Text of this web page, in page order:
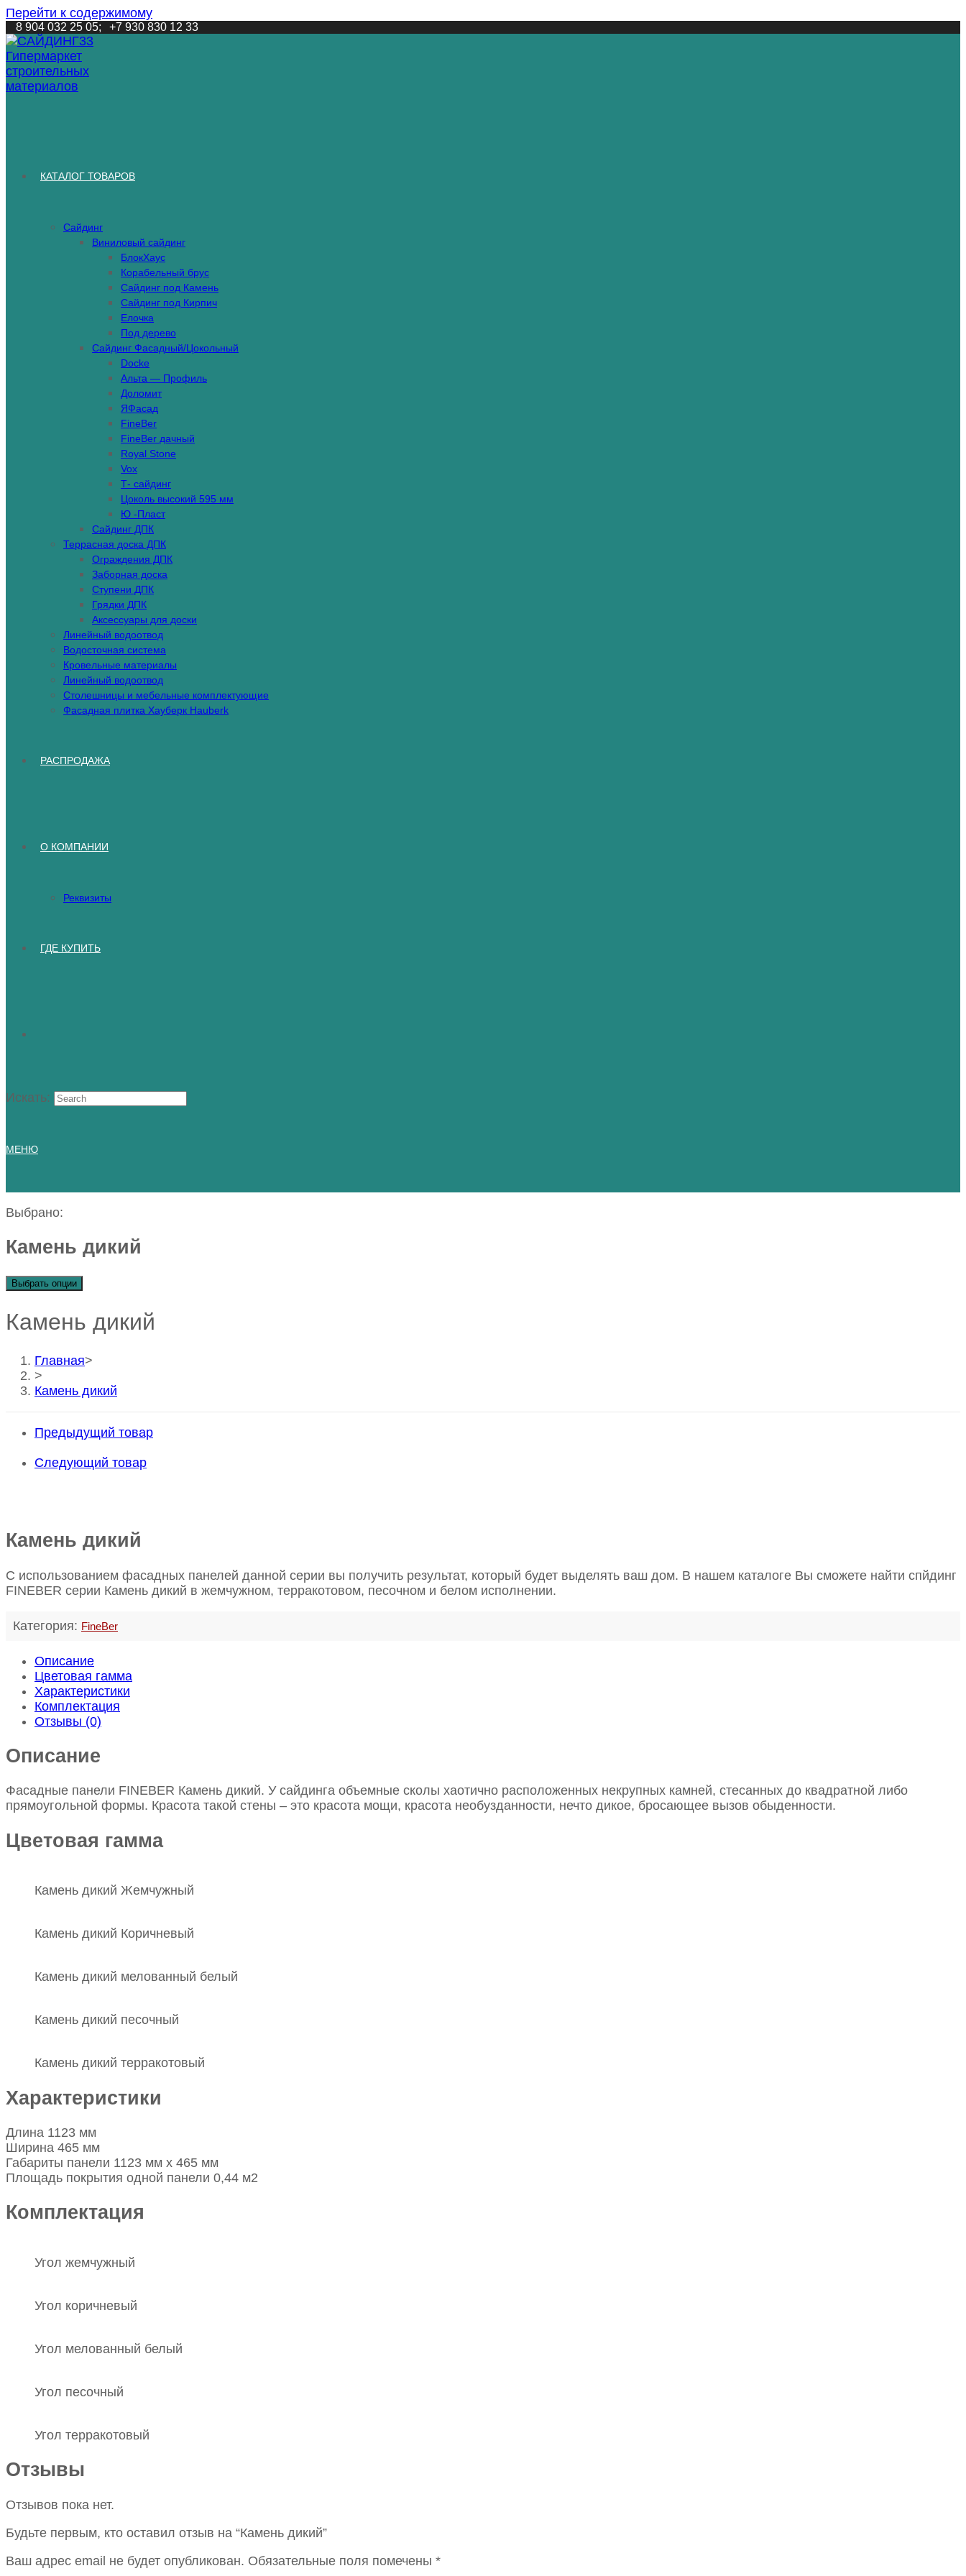
Перейти к содержимому
8 904 032 25 05; +7 930 830 12 33
КАТАЛОГ ТОВАРОВ
Сайдинг
Виниловый сайдинг
БлокХаус
Корабельный брус
Сайдинг под Камень
Сайдинг под Кирпич
Елочка
Под дерево
Сайдинг Фасадный/Цокольный
Docke
Альта — Профиль
Доломит
ЯФасад
FineBer
FineBer дачный
Royal Stone
Vox
Т- сайдинг
Цоколь высокий 595 мм
Ю -Пласт
Сайдинг ДПК
Террасная доска ДПК
Ограждения ДПК
Заборная доска
Ступени ДПК
Грядки ДПК
Аксессуары для доски
Линейный водоотвод
Водосточная система
Кровельные материалы
Линейный водоотвод
Столешницы и мебельные комплектующие
Фасадная плитка Хауберк Hauberk
РАСПРОДАЖА
О КОМПАНИИ
Реквизиты
ГДЕ КУПИТЬ
Искать:
МЕНЮ
Выбрано:
Камень дикий
Выбрать опции
Камень дикий
Главная>
>
Камень дикий
Предыдущий товар
Следующий товар
Камень дикий
С использованием фасадных панелей данной серии вы получить результат, который будет выделять ваш дом. В нашем каталоге Вы сможете найти спйдинг
FINEBER серии Камень дикий в жемчужном, терракотовом, песочном и белом исполнении.
Категория: FineBer
Описание
Цветовая гамма
Характеристики
Комплектация
Отзывы (0)
Описание
Фасадные панели FINEBER Камень дикий. У сайдинга объемные сколы хаотично расположенных некрупных камней, стесанных до квадратной либо
прямоугольной формы. Красота такой стены – это красота мощи, красота необузданности, нечто дикое, бросающее вызов обыденности.
Цветовая гамма
Камень дикий Жемчужный
Камень дикий Коричневый
Камень дикий мелованный белый
Камень дикий песочный
Камень дикий терракотовый
Характеристики
Длина 1123 мм
Ширина 465 мм
Габариты панели 1123 мм х 465 мм
Площадь покрытия одной панели 0,44 м2
Комплектация
Угол жемчужный
Угол коричневый
Угол мелованный белый
Угол песочный
Угол терракотовый
Отзывы
Отзывов пока нет.
Будьте первым, кто оставил отзыв на “Камень дикий”
Ваш адрес email не будет опубликован. Обязательные поля помечены *